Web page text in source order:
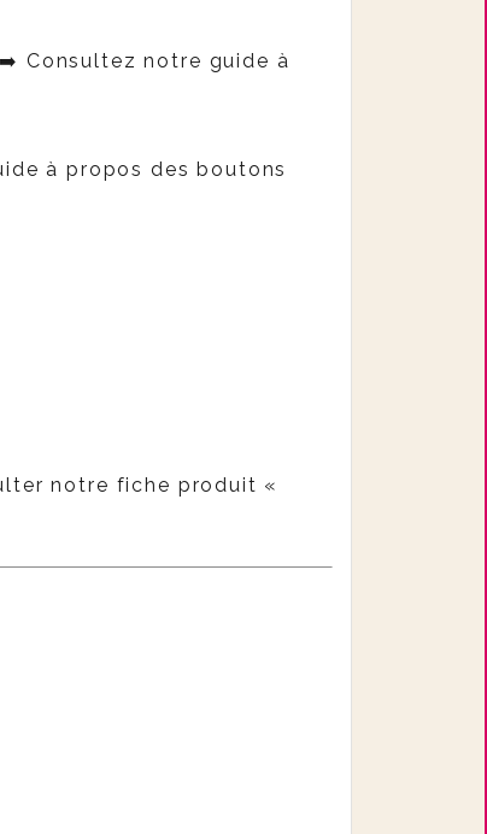
➡️ Consultez notre guide à
à propos des boutons
notre fiche produit «